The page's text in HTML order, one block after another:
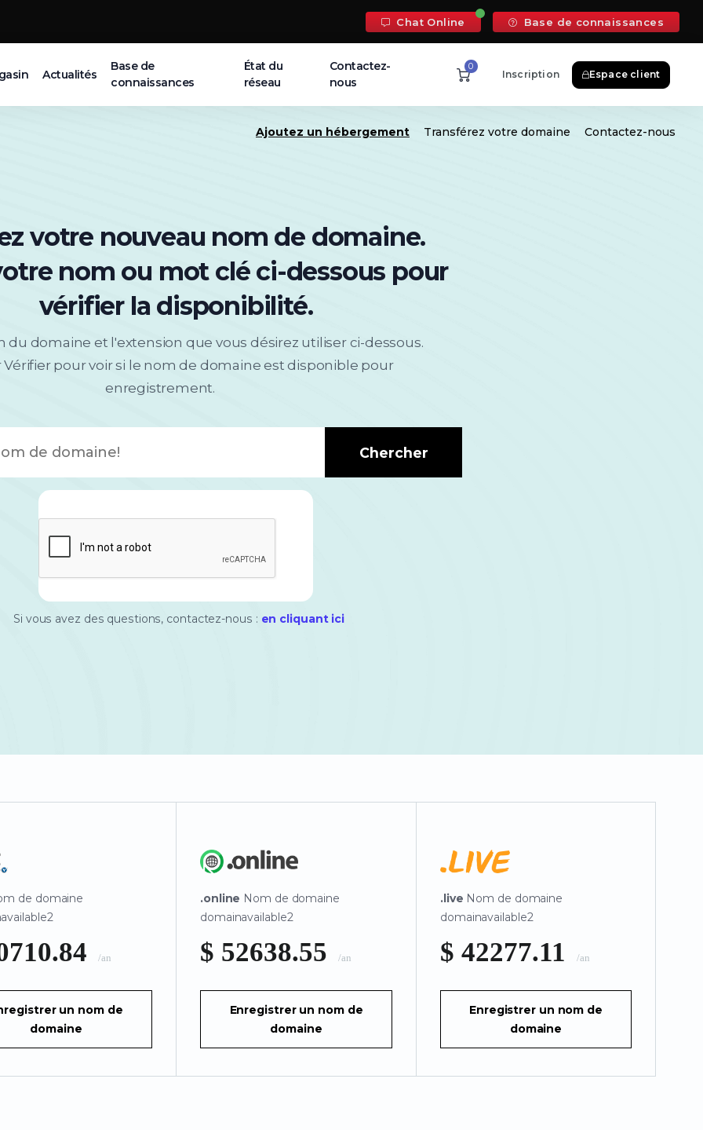
Chat Online Base de connaissances
Actualités
Base de
connaissances
État du
réseau
Contactez-
nous
0
Inscription Espace client
Ajoutez un hébergement Transférez votre domaine Contactez-nous
votre nouveau nom de domaine.
nom ou mot clé ci-dessous pour
vérifier la disponibilité.
du domaine et l'extension que vous désirez utiliser ci-dessous.
Vérifier pour voir si le nom de domaine est disponible pour
enregistrement.
Chercher
Si vous avez des questions, contactez-nous : en cliquant ici
de domaine
/an
un nom de
domaine
.online Nom de domaine
domainavailable2
$ 52638.55 /an
Enregistrer un nom de
domaine
.live Nom de domaine
domainavailable2
$ 42277.11 /an
Enregistrer un nom de
domaine